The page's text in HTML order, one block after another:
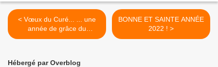
< Vœux du Curé... ... une
année de grâce du
Seigneur. (Lc 4, 19)
BONNE ET SAINTE ANNÉE
2022 ! >
Hébergé par Overblog